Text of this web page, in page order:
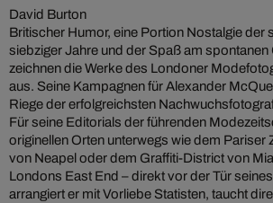
David Burton
Britischer Humor, eine Portion Nostalgie der
siebziger Jahre und der Spaß am
zeichnen die Werke des Londoner
aus. Seine Kampagnen für Alexander
Riege der erfolgreichsten
Für seine Editorials der führenden
originellen Orten unterwegs wie dem Pariser
von Neapel oder dem Graffiti-District von
Londons East End – direkt vor der Tür
arrangiert er mit Vorliebe Statisten, taucht